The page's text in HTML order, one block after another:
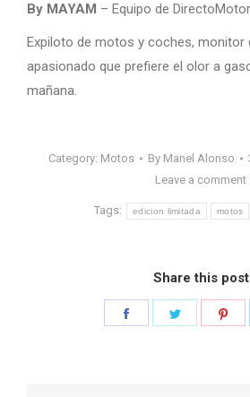
By MAYAM – Equipo de DirectoMotor
Expiloto de motos y coches, monitor
apasionado que prefiere el olor a
mañana.
Category: Motos By Manel Alonso
Leave a comment
Tags: edicion limitada motos
Share this post